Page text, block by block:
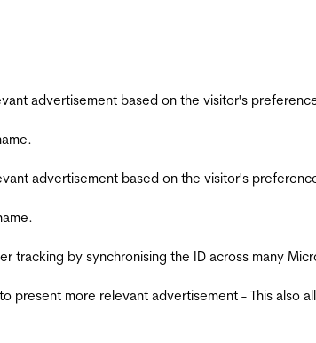
advertisement based on the visitor's
advertisement based on the visitor's
tracking by synchronising the ID across many
present more relevant advertisement - This also